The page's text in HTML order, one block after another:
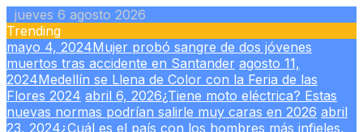
Skip
to
content
jueves 6 agosto 2026
Trending
mayo 4, 2024Mujer probó sangre de dos jóvenes
muertos tras accidente en Santander agosto 11,
2024Medellín se Llena de Color con la Feria de las
Flores 2024 abril 6, 2026¿Tiene moto eléctrica? Estas
nuevas normas podrían salirle muy caras en 2026 abril
23, 2024¿Cuál es el país con los hombres más infieles,